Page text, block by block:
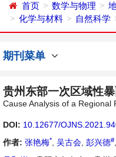
首页 数学与物理
化学与材料
自然科学
期刊菜单
贵州东部一次区域性
Cause Analysis of a Regional
DOI: 10.12677/
作者: 张艳梅* 吴古会 彭兴德#